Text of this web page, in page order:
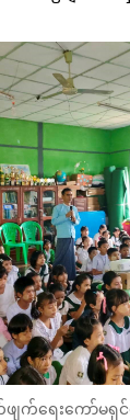
ရေးကော်မရှင်ရုံ